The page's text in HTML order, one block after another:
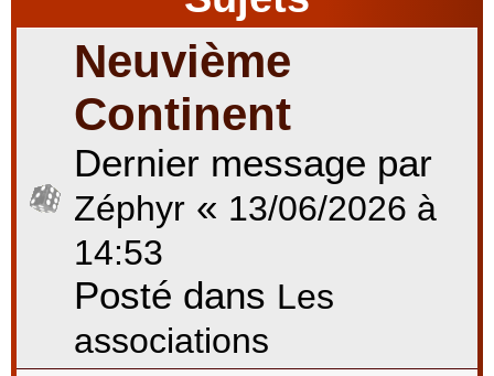
Neuvième
Continent
Dernier message par
Zéphyr « 13/06/2026 à
14:53
Posté dans Les
associations